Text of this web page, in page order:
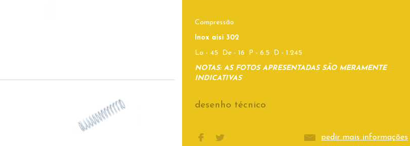
Compressão
Inox aisi 302
Lo - 45 De - 16 P - 6.5 D - 1.245
NOTAS: AS FOTOS APRESENTADAS SÃO MERAMENTE
INDICATIVAS
desenho técnico
pedir mais informações